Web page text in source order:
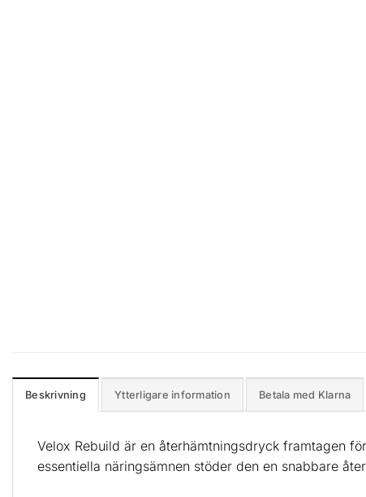
Beskrivning Ytterligare information Betala med Klarna
Velox Rebuild är en återhämtningsdryck framtagen
essentiella näringsämnen stöder den en snabbare